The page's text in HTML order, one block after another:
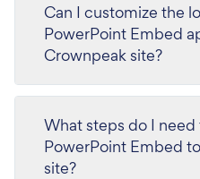
Can I customize the
PowerPoint Embed
Crownpeak site?
What steps do I
PowerPoint Embed
site?